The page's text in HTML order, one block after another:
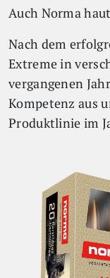
Auch Norma
Nach dem
Extreme in
vergangenen
Kompetenz aus
Produktlinie im